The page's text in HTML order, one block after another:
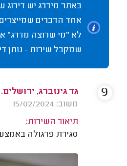
באתר מידרג יש דירוג
אחד הדברים
לא "מי שרוצה מדרג"
שמקבל שירות - נותן
גד גינזברג, ירושלים.
משוב: 15/02/2024
תיאור השירות:
סגירת פרגולה
9